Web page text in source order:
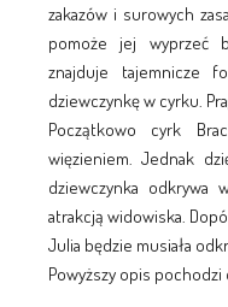
zakazów i surowych
pomoże jej wyprzeć
znajduje tajemnicze
dziewczynkę w cyrku.
Początkowo cyrk
więzieniem. Jednak
dziewczynka odkrywa
atrakcją widowiska.
Julia będzie musiała
Powyższy opis pochodzi